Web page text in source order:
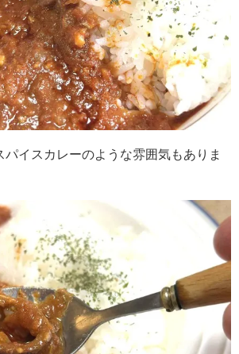
パイスカレーのような雰囲気もありま